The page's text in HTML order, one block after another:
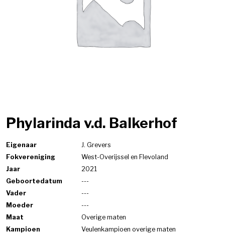
Phylarinda v.d. Balkerhof
Eigenaar
J. Grevers
Fokvereniging
West-Overijssel en Flevoland
Jaar
2021
Geboortedatum
---
Vader
---
Moeder
---
Maat
Overige maten
Kampioen
Veulenkampioen overige maten